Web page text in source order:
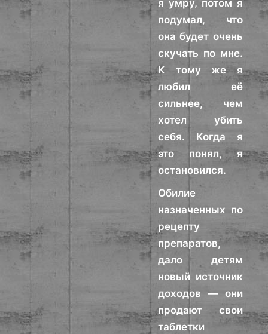
я умру, потом я
подумал, что
она будет очень
скучать по мне.
К тому же я
любил её
сильнее, чем
хотел убить
себя. Когда я
это понял, я
остановился.
Обилие
назначенных по
рецепту
препаратов,
дало детям
новый источник
доходов — они
продают свои
таблетки